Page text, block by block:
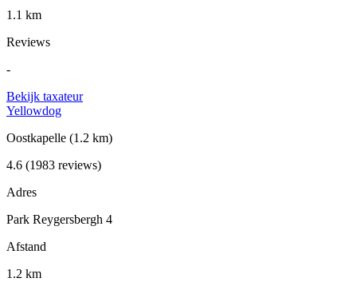
1.1 km
Reviews
-
Bekijk taxateur
Yellowdog
Oostkapelle (1.2 km)
4.6 (1983 reviews)
Adres
Park Reygersbergh 4
Afstand
1.2 km